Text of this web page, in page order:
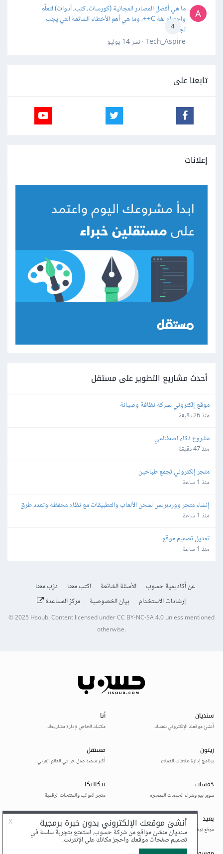
4
ما هي أفضل المصادر المجانية (كورسات، كتب، أدوات) لتعلّم
واحترام لغة C++، وما هي أهم الأخطاء الشائعة التي يجب
تجنبها؟
Tech_Aspire · نشر
14 يوليو
تابعنا على
إعلانات
أحدث مشاريع التطوير على مستقل
موقع إلكتروني لشركة نظافة وصيانة
منذ 26 دقيقة
مشروع ذكاء اصطناعي
منذ 47 دقيقة
متجر إلكتروني تجمع طباخين
منذ 1 ساعة
الدفع
منذ 1 ساعة
تعديل تصميم موقع
منذ 1 ساعة
عن أكاديمية حسوب الأسئلة الشائعة اكتب معنا
درّب معنا
إرشادات الاستخدام
بيان الخصوصية مركز المساعدة
© 2025 Hsoub.Content licensed underCC BY-NC-SA 4.0unless mentioned
otherwise.